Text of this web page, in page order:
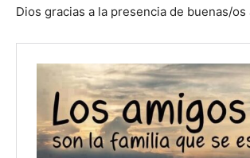
Dios gracias a la presencia de buenas/os